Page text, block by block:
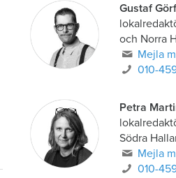
Gustaf
och Norra
Mejla
010-
Petra
Södra
Mejla
010-